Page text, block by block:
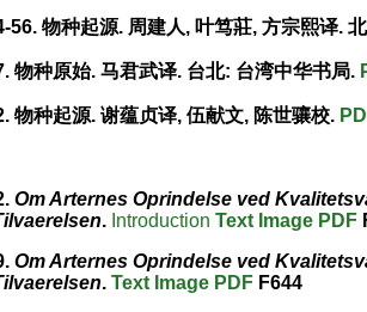
56. 物种起源. 周建人, 叶笃莊, 方宗熙译.
物种原始. 马君武译. 台北: 台湾中华书局.
物种起源. 谢蕴贞译, 伍献文, 陈世骧校.
Om Arternes Oprindelse ved
. Introduction Text Image PDF
Om Arternes Oprindelse ved
.Text Image PDF F644